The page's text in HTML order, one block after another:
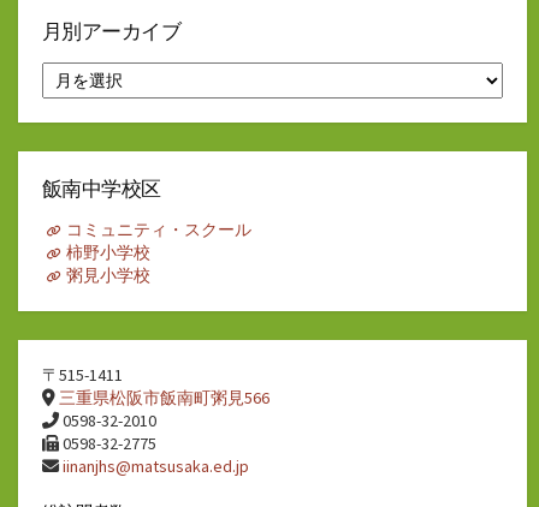
月別アーカイブ
別
ア
イ
飯南中学校区
コミュニティ・スクール
柿野小学校
粥見小学校
〒515-1411
三重県松阪市飯南町粥見566
0598-32-2010
0598-32-2775
iinanjhs@matsusaka.ed.jp